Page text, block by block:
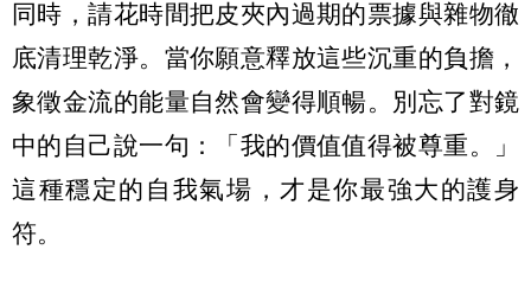
同時，請花時間把皮夾內過期的票據與雜物徹
底清理乾淨。當你願意釋放這些沉重的負擔，
象徵金流的能量自然會變得順暢。別忘了對鏡
中的自己說一句：「我的價值值得被尊重。」
這種穩定的自我氣場，才是你最強大的護身
符。